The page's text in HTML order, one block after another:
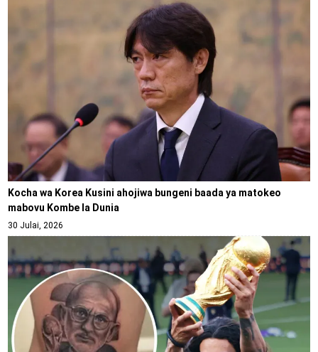
Kocha wa Korea Kusini ahojiwa bungeni baada ya matokeo
mabovu Kombe la Dunia
30 Julai, 2026